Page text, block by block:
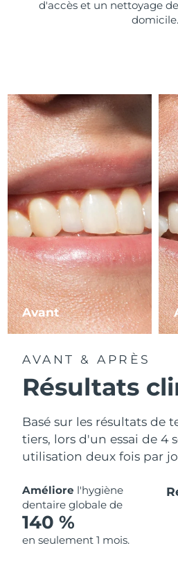
d'accès et un nettoyage
domicile.
Avant
AVANT & APRÈS
Résultats
Basé sur les résultats de
tiers, lors d'un essai de 4
utilisation deux fois par
Améliore l'hygiène
dentaire globale de
140 %
en seulement 1 mois.